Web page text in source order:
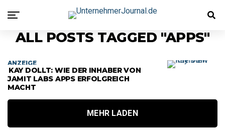
ALL POSTS TAGGED "APPS"
ANZEIGE
KAY DOLLT: WIE DER INHABER VON
JAMIT LABS APPS ERFOLGREICH
MACHT
MEHR LADEN